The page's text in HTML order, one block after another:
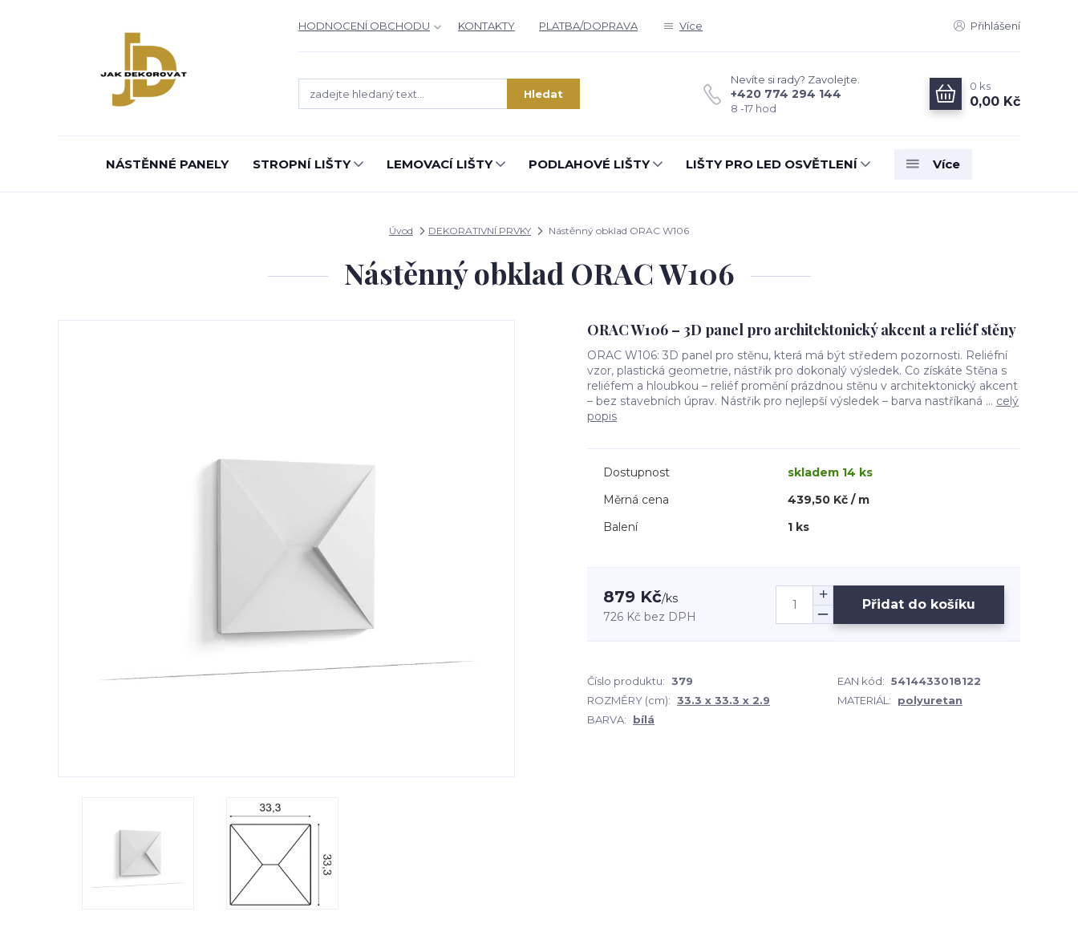
HODNOCENÍ OBCHODU KONTAKTY PLATBA/DOPRAVA Více Přihlášení
Hledat
Nevíte si rady? Zavolejte.
+420 774 294 144
8 -17 hod
0 ks
0,00 Kč
NÁSTĚNNÉ PANELY STROPNÍ LIŠTY LEMOVACÍ LIŠTY PODLAHOVÉ LIŠTY LIŠTY PRO LED OSVĚTLENÍ Více
Úvod DEKORATIVNÍ PRVKY Nástěnný obklad ORAC W106
Nástěnný obklad ORAC W106
ORAC W106 – 3D panel pro architektonický akcent a reliéf stěny
ORAC W106: 3D panel pro stěnu, která má být středem pozornosti. Reliéfní
vzor, plastická geometrie, nástřik pro dokonalý výsledek. Co získáte Stěna s
reliéfem a hloubkou – reliéf promění prázdnou stěnu v architektonický akcent
– bez stavebních úprav. Nástřik pro nejlepší výsledek – barva nastříkaná ... celý
popis
Dostupnost
skladem 14 ks
Měrná cena
439,50 Kč / m
Balení
1 ks
879 Kč/ks
726 Kč bez DPH
Přidat do košíku
Číslo produktu: 379 EAN kód: 5414433018122
ROZMĚRY (cm): 33.3 x 33.3 x 2.9 MATERIÁL:
polyuretan
BARVA:
bílá